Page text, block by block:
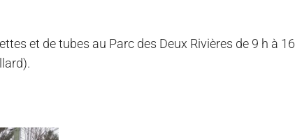
et de tubes au Parc des Deux Rivières de 9 h à 16